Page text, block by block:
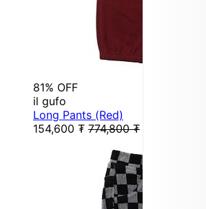
81% OFF
il gufo
Long Pants (Red)
154,600 ₮ 774,800 ₮